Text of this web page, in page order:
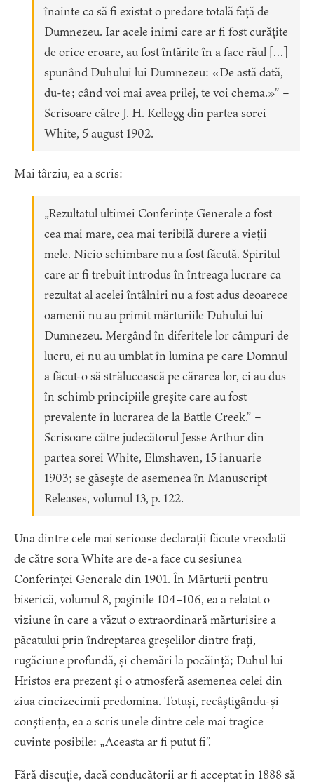
înainte ca să fi existat o predare totală față de
Dumnezeu. Iar acele inimi care ar fi fost curățite
de orice eroare, au fost întărite în a face răul […]
spunând Duhului lui Dumnezeu: «De astă dată,
du-te; când voi mai avea prilej, te voi chema.»” –
Scrisoare către J. H. Kellogg din partea sorei
White, 5 august 1902.
Mai târziu, ea a scris:
„Rezultatul ultimei Conferințe Generale a fost
cea mai mare, cea mai teribilă durere a vieții
mele. Nicio schimbare nu a fost făcută. Spiritul
care ar fi trebuit introdus în întreaga lucrare ca
rezultat al acelei întâlniri nu a fost adus deoarece
oamenii nu au primit mărturiile Duhului lui
Dumnezeu. Mergând în diferitele lor câmpuri de
lucru, ei nu au umblat în lumina pe care Domnul
a făcut-o să strălucească pe cărarea lor, ci au dus
în schimb principiile greșite care au fost
prevalente în lucrarea de la Battle Creek.” –
Scrisoare către judecătorul Jesse Arthur din
partea sorei White, Elmshaven, 15 ianuarie
1903; se găsește de asemenea în Manuscript
Releases, volumul 13, p. 122.
Una dintre cele mai serioase declarații făcute vreodată
de către sora White are de-a face cu sesiunea
Conferinței Generale din 1901. În Mărturii pentru
biserică, volumul 8, paginile 104–106, ea a relatat o
viziune în care a văzut o extraordinară mărturisire a
păcatului prin îndreptarea greșelilor dintre frați,
rugăciune profundă, și chemări la pocăință; Duhul lui
Hristos era prezent și o atmosferă asemenea celei din
ziua cincizecimii predomina. Totuși, recâștigându-și
conștiența, ea a scris unele dintre cele mai tragice
cuvinte posibile: „Aceasta ar fi putut fi”.
Fără discuție, dacă conducătorii ar fi acceptat în 1888 să